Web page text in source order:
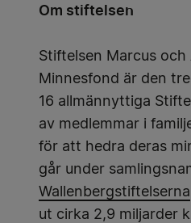
Om stiftelsen
Stiftelsen Marcus och
Minnesfond är den
16 allmännyttiga
av medlemmar i
för att hedra deras
går under
Wallenbergstiftelserna
ut cirka 2,9 miljarder